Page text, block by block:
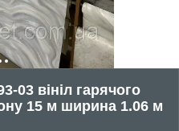
03 вініл гарячого
15 м ширина 1.06 м